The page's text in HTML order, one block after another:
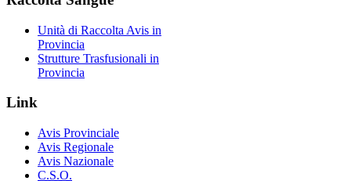
Unità di Raccolta Avis in
Provincia
Strutture Trasfusionali in
Provincia
Link
Avis Provinciale
Avis Regionale
Avis Nazionale
C.S.O.